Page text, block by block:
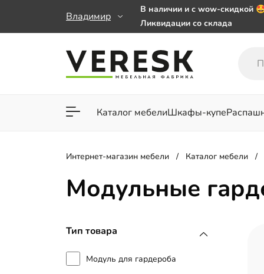
Владимир
В наличии и с wow-скидкой
Ликвидации со склада
заказе от 50 000 ₽
Важно! Наш Whatsapp
Каталог мебелиШкафы-купе
Для гостиной Для
Интернет-магазин мебели Каталог мебели
Модульные
Тип товара
Модуль для гардероба